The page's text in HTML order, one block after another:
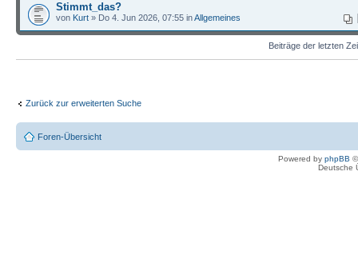
Stimmt_das?
von Kurt » Do 4. Jun 2026, 07:55 inAllgemeines
Beiträge der letzten
Zurück zur erweiterten Suche
Foren-Übersicht
Powered by phpBB
Deutsche